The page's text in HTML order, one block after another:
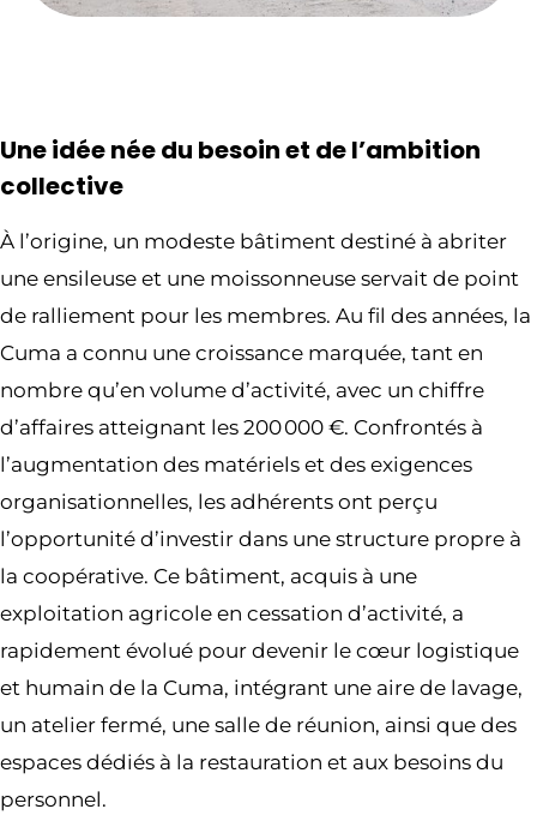
Une idée née du besoin et de l’ambition
collective
À l’origine, un modeste bâtiment destiné à abriter
une ensileuse et une moissonneuse servait de point
de ralliement pour les membres. Au fil des années, la
Cuma a connu une croissance marquée, tant en
nombre qu’en volume d’activité, avec un chiffre
d’affaires atteignant les 200 000 €. Confrontés à
l’augmentation des matériels et des exigences
organisationnelles, les adhérents ont perçu
l’opportunité d’investir dans une structure propre à
la coopérative. Ce bâtiment, acquis à une
exploitation agricole en cessation d’activité, a
rapidement évolué pour devenir le cœur logistique
et humain de la Cuma, intégrant une aire de lavage,
un atelier fermé, une salle de réunion, ainsi que des
espaces dédiés à la restauration et aux besoins du
personnel.